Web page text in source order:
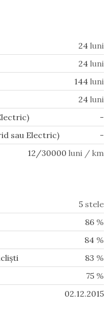
24 luni
24 luni
144 luni
24 luni
-
sau Electric)
-
12/30000 luni / km
5 stele
86 %
84 %
83 %
75 %
02.12.2015